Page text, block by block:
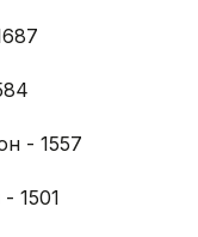
- 1557
1501